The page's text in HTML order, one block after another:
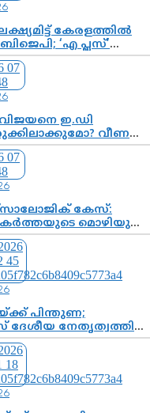
കേരളത്തിൽ
‘എ പ്ലസ്’
പ്രമുഖരെ ഇറക്കി
തിരുവനന്തപുരത്ത്
ആറ്റിങ്ങലിൽ
ആലപ്പുഴയിൽ
ഇ.ഡി
വീണ
മൊഴി നിർണായക
കേസ്:
മൊഴിയുടെ
പിണറായി
ചെയ്യുന്നതിൽ ഉടൻ
വീണയ്‌ക്കെതിരെ
പരിശോധിച്ച്
പിന്തുണ;
നേതൃത്വത്തിൽ
വിലയിരുത്തൽ